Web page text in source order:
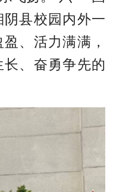
县校园内外一
、活力满满，
、奋勇争先的